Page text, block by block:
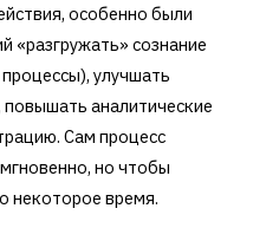
особенно были
«разгружать» сознание
улучшать
аналитические
Сам процесс
но чтобы
некоторое время.